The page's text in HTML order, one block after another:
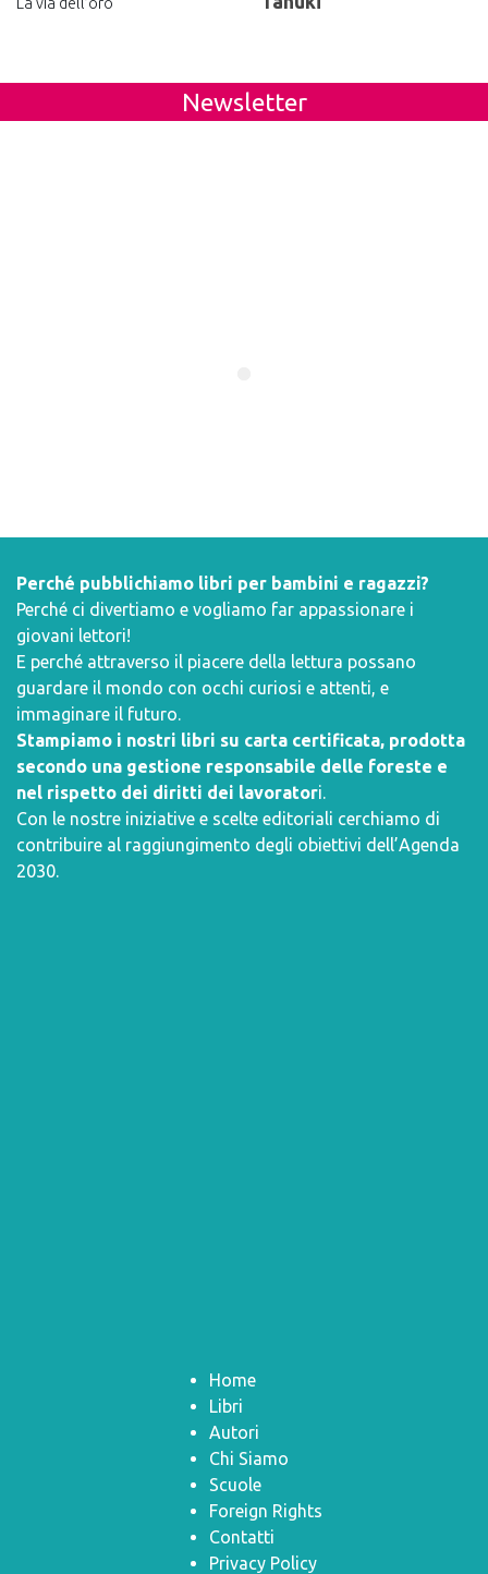
Newsletter
Perché pubblichiamo libri per bambini e ragazzi?
Perché ci divertiamo e vogliamo far appassionare i
giovani lettori!
E perché attraverso il piacere della lettura possano
guardare il mondo con occhi curiosi e attenti, e
immaginare il futuro.
Stampiamo i nostri libri su carta certificata, prodotta
secondo una gestione responsabile delle foreste e
nel rispetto dei diritti dei lavoratori.
Con le nostre iniziative e scelte editoriali cerchiamo di
contribuire al raggiungimento degli obiettivi dell’Agenda
2030.
Home
Libri
Autori
Chi Siamo
Scuole
Foreign Rights
Contatti
Privacy Policy